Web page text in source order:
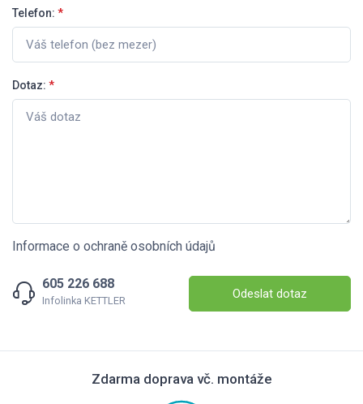
Telefon: *
Dotaz: *
Informace o ochraně osobních údajů
605 226 688
Infolinka KETTLER Odeslat dotaz
Zdarma doprava vč. montáže